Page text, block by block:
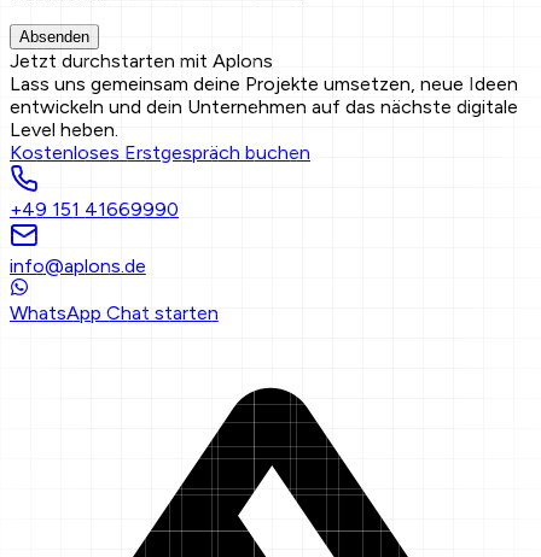
Absenden
Jetzt durchstarten mit Aplons
Lass uns gemeinsam deine Projekte umsetzen, neue Ideen
entwickeln und dein Unternehmen auf das nächste digitale
Level heben.
Kostenloses Erstgespräch buchen
+49 151 41669990
info@aplons.de
WhatsApp Chat starten